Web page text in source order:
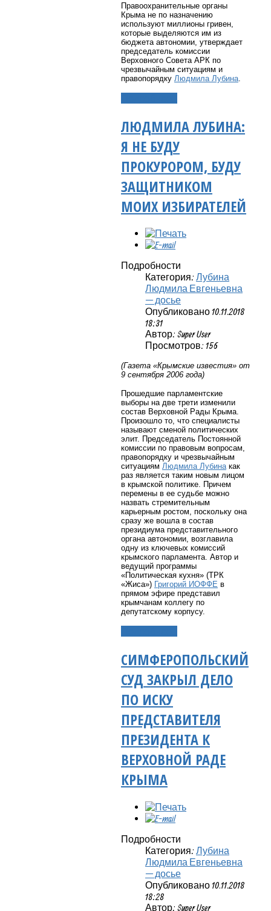
Правоохранительные органы
Крыма не по назначению
используют миллионы гривен,
которые выделяются им из
бюджета автономии, утверждает
председатель комиссии
Верховного Совета АРК по
чрезвычайным ситуациям и
правопорядку Людмила Лубина
ЛЮДМИЛА ЛУБИНА:
Я НЕ БУДУ
ПРОКУРОРОМ, БУДУ
ЗАЩИТНИКОМ
МОИХ ИЗБИРАТЕЛЕЙ
Подробности
Категория: Лубина
Людмила Евгеньевна
— досье
Опубликовано 10.11.2018
18:31
Автор: Super User
Просмотров: 156
(Газета «Крымские известия» от
9 сентября 2006 года)
Прошедшие парламентские
выборы на две трети изменили
состав Верховной Рады Крыма.
Произошло то, что специалисты
называют сменой политических
элит. Председатель Постоянной
комиссии по правовым вопросам,
правопорядку и чрезвычайным
ситуациям Людмила Лубинакак
раз является таким новым лицом
в крымской политике. Причем
перемены в ее судьбе можно
назвать стремительным
карьерным ростом, поскольку она
сразу же вошла в состав
президиума представительного
органа автономии, возглавила
одну из ключевых комиссий
крымского парламента. Автор и
ведущий программы
«Политическая кухня» (ТРК
«Жиса») Григорий ИОФФЕ в
прямом эфире представил
крымчанам коллегу по
депутатскому корпусу.
СИМФЕРОПОЛЬСКИЙ
СУД ЗАКРЫЛ ДЕЛО
ПО ИСКУ
ПРЕДСТАВИТЕЛЯ
ПРЕЗИДЕНТА К
ВЕРХОВНОЙ РАДЕ
КРЫМА
Подробности
Категория: Лубина
Людмила Евгеньевна
— досье
Опубликовано 10.11.2018
18:28
Автор: Super User